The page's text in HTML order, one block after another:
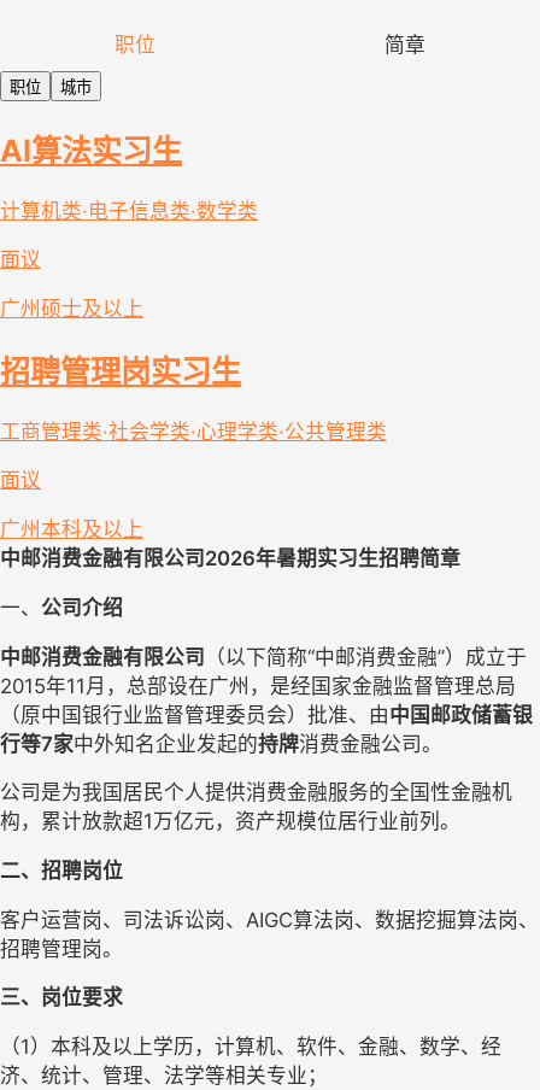
职位 简章
职位 城市
AI算法实习生
计算机类·电子信息类·数学类
面议
广州 硕士及以上
招聘管理岗实习生
工商管理类·社会学类·心理学类·公共管理类
面议
广州 本科及以上
中邮消费金融有限公司 2026年暑期实习生招聘简章
一、 公司介绍
中邮消费金融有限公司
（以下简称“中邮消费金融”）成立于
2015年11月，总部设在广州，是经国家金融监督管理总局
（原中国银行业监督管理委员会）批准、由中国邮政储蓄银
行等7家中外知名企业发起的持牌消费金融公司。
公司是为我国居民个人提供消费金融服务的全国性金融机
构，累计放款超1万亿元，资产规模位居行业前列。
二、招聘岗位
客户运营岗、司法诉讼岗、AIGC算法岗、数据挖掘算法岗、
招聘管理岗。
三、 岗位要求
（1）本科及以上学历，计算机、软件、金融、数学、经
济、统计、管理、法学等相关专业；